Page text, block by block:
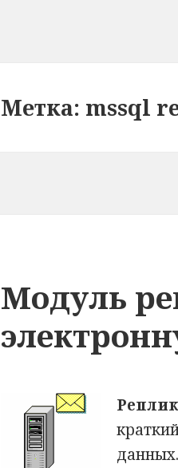
Метка: mssql
Модуль